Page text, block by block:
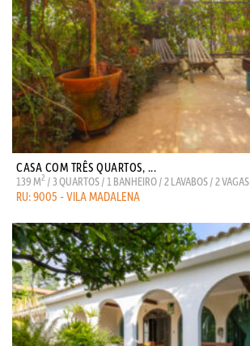
CASA COM TRÊS QUARTOS, ...
139 M2 / 3 QUARTOS / 1 BANHEIRO / 2 LAVABOS / 2 VAGAS
RU: 9005 - VILA MADALENA